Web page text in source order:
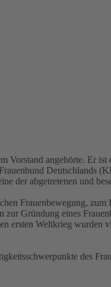
Vorstand angehörte. Er
Deutschlands
der abgetretenen und
Frauenbewegung,
Gründung eines
ersten Weltkrieg wurden
des